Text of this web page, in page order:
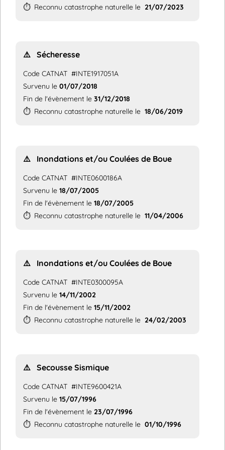
⏱️ Reconnu catastrophe naturelle le 21/07/2023
⚠️ Sécheresse
Code CATNAT #INTE1917051A
Survenu le 01/07/2018
Fin de l'évènement le 31/12/2018
⏱️ Reconnu catastrophe naturelle le 18/06/2019
⚠️ Inondations et/ou Coulées de Boue
Code CATNAT #INTE0600186A
Survenu le 18/07/2005
Fin de l'évènement le 18/07/2005
⏱️ Reconnu catastrophe naturelle le 11/04/2006
⚠️ Inondations et/ou Coulées de Boue
Code CATNAT #INTE0300095A
Survenu le 14/11/2002
Fin de l'évènement le 15/11/2002
⏱️ Reconnu catastrophe naturelle le 24/02/2003
⚠️ Secousse Sismique
Code CATNAT #INTE9600421A
Survenu le 15/07/1996
Fin de l'évènement le 23/07/1996
⏱️ Reconnu catastrophe naturelle le 01/10/1996